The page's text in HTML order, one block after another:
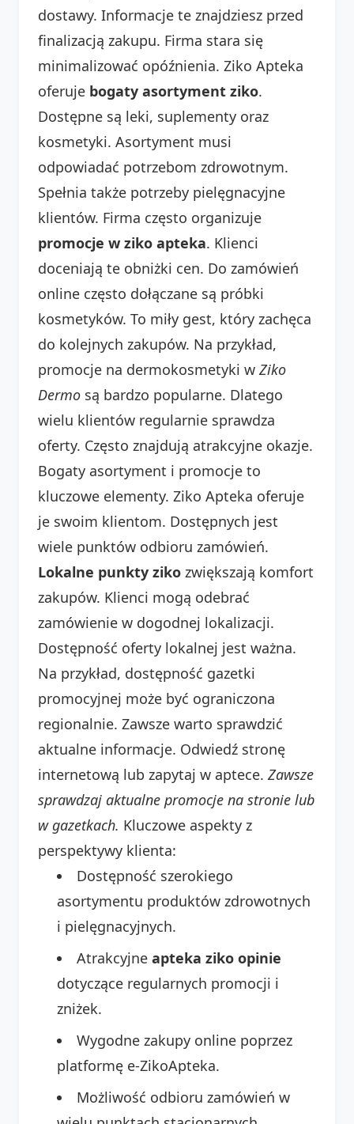
dostawy. Informacje te znajdziesz przed
finalizacją zakupu. Firma stara się
minimalizować opóźnienia. Ziko Apteka
oferuje bogaty asortyment ziko.
Dostępne są leki, suplementy oraz
kosmetyki. Asortyment musi
odpowiadać potrzebom zdrowotnym.
Spełnia także potrzeby pielęgnacyjne
klientów. Firma często organizuje
promocje w ziko apteka. Klienci
doceniają te obniżki cen. Do zamówień
online często dołączane są próbki
kosmetyków. To miły gest, który zachęca
do kolejnych zakupów. Na przykład,
promocje na dermokosmetyki w Ziko
Dermo są bardzo popularne. Dlatego
wielu klientów regularnie sprawdza
oferty. Często znajdują atrakcyjne okazje.
Bogaty asortyment i promocje to
kluczowe elementy. Ziko Apteka oferuje
je swoim klientom. Dostępnych jest
wiele punktów odbioru zamówień.
Lokalne punkty ziko zwiększają komfort
zakupów. Klienci mogą odebrać
zamówienie w dogodnej lokalizacji.
Dostępność oferty lokalnej jest ważna.
Na przykład, dostępność gazetki
promocyjnej może być ograniczona
regionalnie. Zawsze warto sprawdzić
aktualne informacje. Odwiedź stronę
internetową lub zapytaj w aptece. Zawsze
sprawdzaj aktualne promocje na stronie lub
w gazetkach. Kluczowe aspekty z
perspektywy klienta:
Dostępność szerokiego
asortymentu produktów zdrowotnych
i pielęgnacyjnych.
Atrakcyjne apteka ziko opinie
dotyczące regularnych promocji i
zniżek.
Wygodne zakupy online poprzez
platformę e-ZikoApteka.
Możliwość odbioru zamówień w